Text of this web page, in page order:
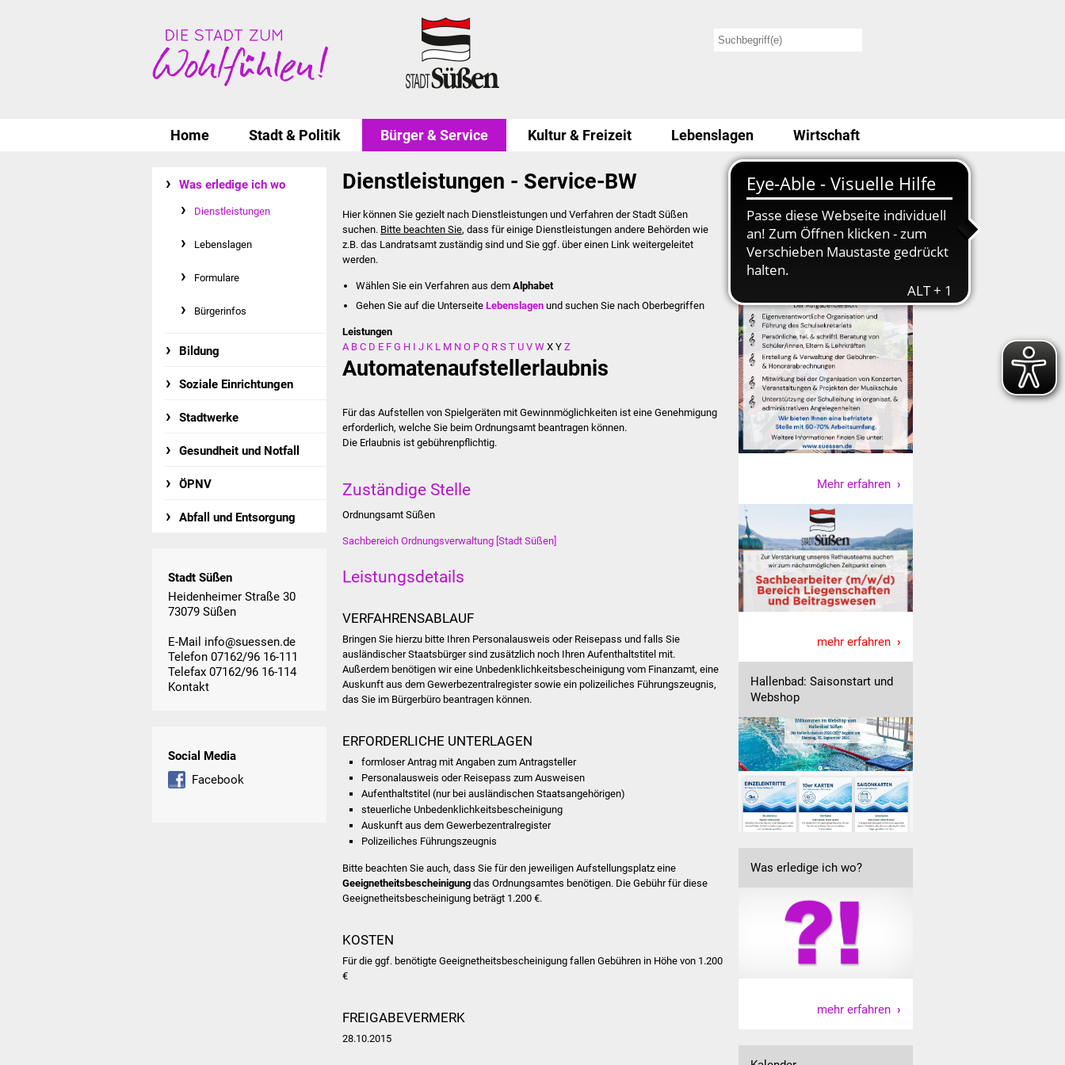
Home Stadt & Politik Bürger & Service Kultur & Freizeit Lebenslagen Wirtschaft
Was erledige ich wo
Dienstleistungen
Lebenslagen
Formulare
Bürgerinfos
Bildung
Soziale Einrichtungen
Stadtwerke
Gesundheit und Notfall
ÖPNV
Abfall und Entsorgung
Stadt Süßen
Heidenheimer Straße 30
73079 Süßen
E-Mail info@suessen.de
Telefon 07162/96 16-111
Telefax 07162/96 16-114
Kontakt
Social Media
Facebook
Dienstleistungen - Service-BW
Hier können Sie gezielt nach Dienstleistungen und Verfahren der Stadt Süßen
suchen. Bitte beachten Sie, dass für einige Dienstleistungen andere Behörden wie
z.B. das Landratsamt zuständig sind und Sie ggf. über einen Link weitergeleitet
werden.
Wählen Sie ein Verfahren aus dem Alphabet
Gehen Sie auf die UnterseiteLebenslagen und suchen Sie nach Oberbegriffen
Leistungen
A B C D E F G H I J K L M N O P Q R S T U V W X Y Z
Automatenaufstellerlaubnis
Für das Aufstellen von Spielgeräten mit Gewinnmöglichkeiten ist eine Genehmigung
erforderlich, welche Sie beim Ordnungsamt beantragen können.
Die Erlaubnis ist gebührenpflichtig.
Zuständige Stelle
Ordnungsamt Süßen
Sachbereich Ordnungsverwaltung [Stadt Süßen]
Leistungsdetails
VERFAHRENSABLAUF
Bringen Sie hierzu bitte Ihren Personalausweis oder Reisepass und falls Sie
ausländischer Staatsbürger sind zusätzlich noch Ihren Aufenthaltstitel mit.
Außerdem benötigen wir eine Unbedenklichkeitsbescheinigung vom Finanzamt, eine
Auskunft aus dem Gewerbezentralregister sowie ein polizeiliches Führungszeugnis,
das Sie im Bürgerbüro beantragen können.
ERFORDERLICHE UNTERLAGEN
formloser Antrag mit Angaben zum Antragsteller
Personalausweis oder Reisepass zum Ausweisen
Aufenthaltstitel (nur bei ausländischen Staatsangehörigen)
steuerliche Unbedenklichkeitsbescheinigung
Auskunft aus dem Gewerbezentralregister
Polizeiliches Führungszeugnis
Bitte beachten Sie auch, dass Sie für den jeweiligen Aufstellungsplatz eine
Geeignetheitsbescheinigung das Ordnungsamtes benötigen. Die Gebühr für diese
Geeignetheitsbescheinigung beträgt 1.200 €.
KOSTEN
Für die ggf. benötigte Geeignetheitsbescheinigung fallen Gebühren in Höhe von 1.200
€
FREIGABEVERMERK
28.10.2015
Stellenausschreibung
Mehr erfahren
mehr erfahren
Hallenbad: Saisonstart und
Webshop
Was erledige ich wo?
mehr erfahren